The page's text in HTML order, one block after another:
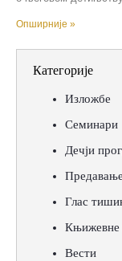
Опширније »
Категорије
Изложбе
Семинари
Дечји
Глас
Књижевне
Вести